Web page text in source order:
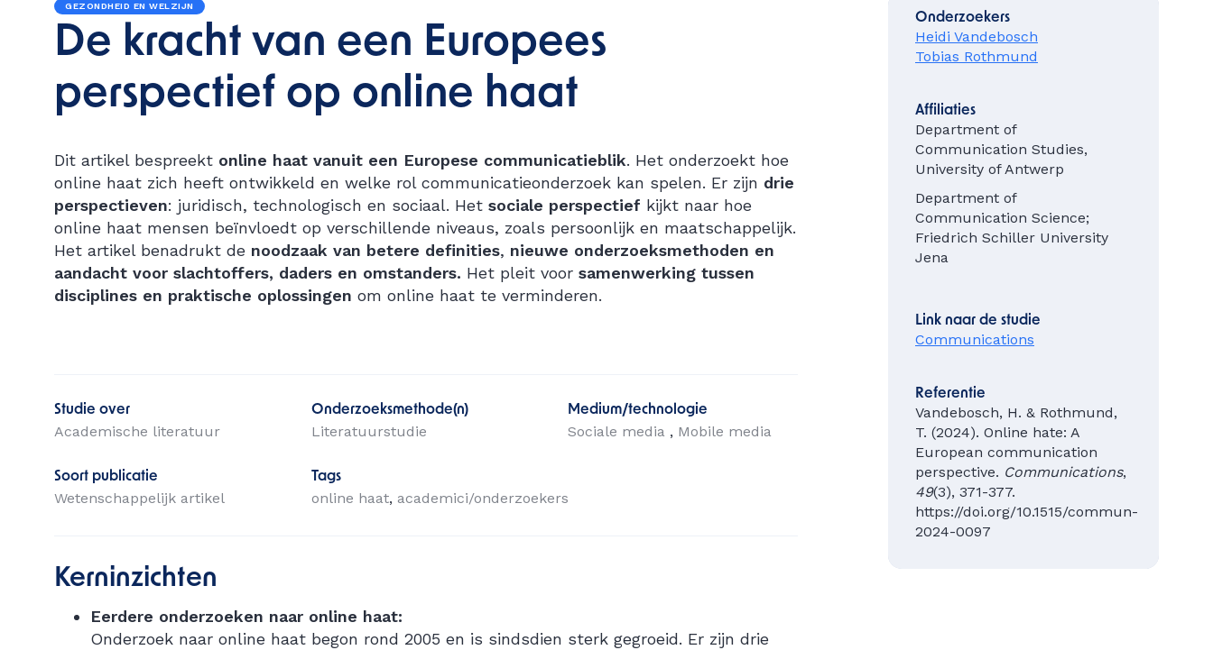
GEZONDHEID EN WELZIJN
De kracht van een Europees
perspectief op online haat
Dit artikel bespreekt online haat vanuit een Europese communicatieblik. Het onderzoekt hoe
online haat zich heeft ontwikkeld en welke rol communicatieonderzoek kan spelen. Er zijn drie
perspectieven: juridisch, technologisch en sociaal. Het sociale perspectief kijkt naar hoe
online haat mensen beïnvloedt op verschillende niveaus, zoals persoonlijk en maatschappelijk.
Het artikel benadrukt de noodzaak van betere definities, nieuwe onderzoeksmethoden en
aandacht voor slachtoffers, daders en omstanders. Het pleit voor samenwerking tussen
disciplines en praktische oplossingen om online haat te verminderen.
Studie over
Academische literatuur
Onderzoeksmethode(n)
Literatuurstudie
Medium/technologie
Sociale media Mobile media
Soort publicatie
Wetenschappelijk artikel
Tags
online haat academici/onderzoekers
Kerninzichten
Eerdere onderzoeken naar online haat:
Onderzoek naar online haat begon rond 2005 en is sindsdien sterk gegroeid. Er zijn drie
Onderzoekers
Heidi Vandebosch
Tobias Rothmund
Affiliaties
Department of
Communication Studies,
University of Antwerp
Department of
Communication Science;
Friedrich Schiller University
Jena
Link naar de studie
Communications
Referentie
Vandebosch, H. & Rothmund,
T. (2024). Online hate: A
European communication
perspective. Communications,
49(3), 371-377.
https://doi.org/10.1515/commun-
2024-0097